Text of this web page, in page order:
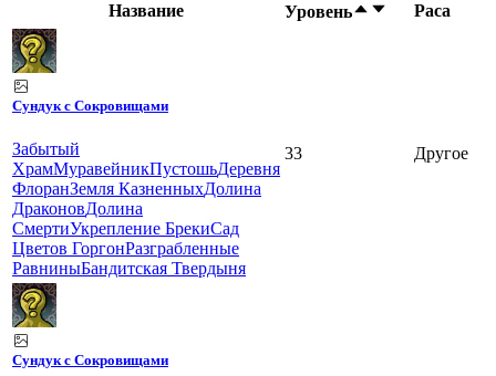
Название Уровень Раса
Сундук с Сокровищами
Забытый
ХрамМуравейникПустошьДеревня
ФлоранЗемля КазненныхДолина
ДраконовДолина
СмертиУкрепление БрекиСад
Цветов ГоргонРазграбленные
РавниныБандитская Твердыня
33 Другое
Сундук с Сокровищами